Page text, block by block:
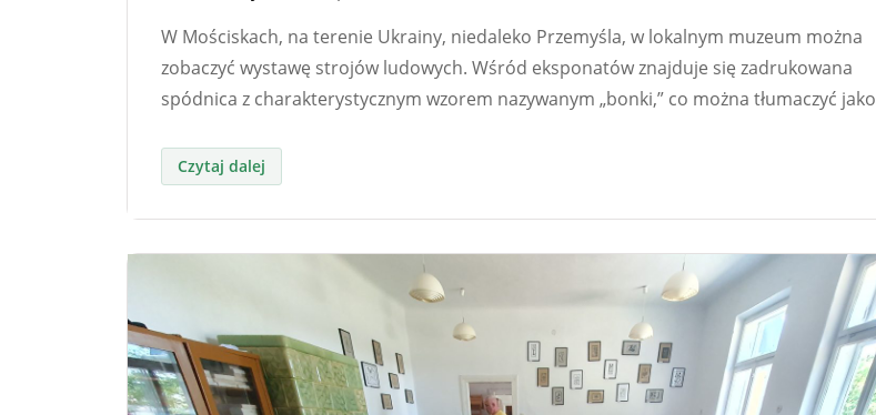
W Mościskach, na terenie Ukrainy, niedaleko Przemyśla, w lokalnym muzeum można
zobaczyć wystawę strojów ludowych. Wśród eksponatów znajduje się zadrukowana
spódnica z charakterystycznym wzorem nazywanym „bonki,” co można tłumaczyć jako